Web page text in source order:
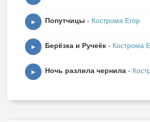
▶ Попутчицы - Кострома Егор
▶ Берёзка и Ручеёк - Кострома
▶ Ночь разлила чернила -